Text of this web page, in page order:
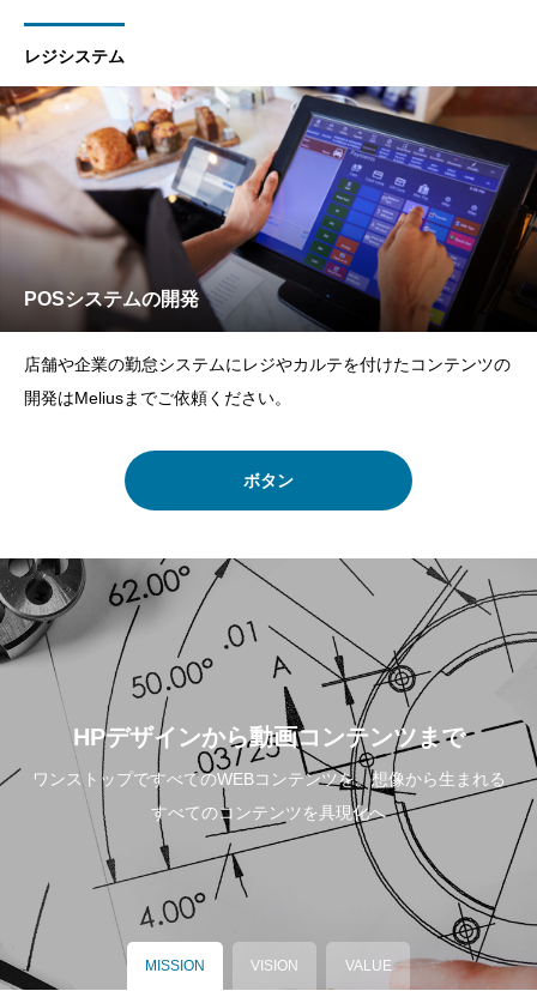
レジシステム
POSシステムの開発
店舗や企業の勤怠システムにレジやカルテを付けたコンテンツの
開発はMeliusまでご依頼ください。
ボタン
HPデザインから動画コンテンツまで
ワンストップですべてのWEBコンテンツを。想像から生まれる
すべてのコンテンツを具現化へ
MISSION VISION VALUE